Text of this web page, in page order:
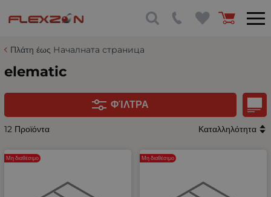
Πλάτη έως Началната страница
elematic
ΦΊΛΤΡΑ
12 Προϊόντα Καταλληλότητα
Μη διαθέσιμο Μη διαθέσιμο